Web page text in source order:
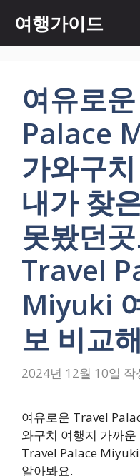
츠
여행가이드
여유로
Palace
가와구
내가 찾
못봤던
Travel
Miyuki
보 비교
2024년 12월 10일 작
여유로운 Travel
와구치 여행지 가까
Travel Palace
알아봐요.